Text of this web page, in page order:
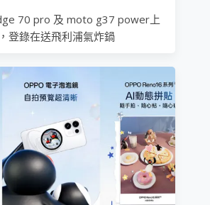
70 pro 及 moto g37 power上
登錄在送飛利浦氣炸鍋